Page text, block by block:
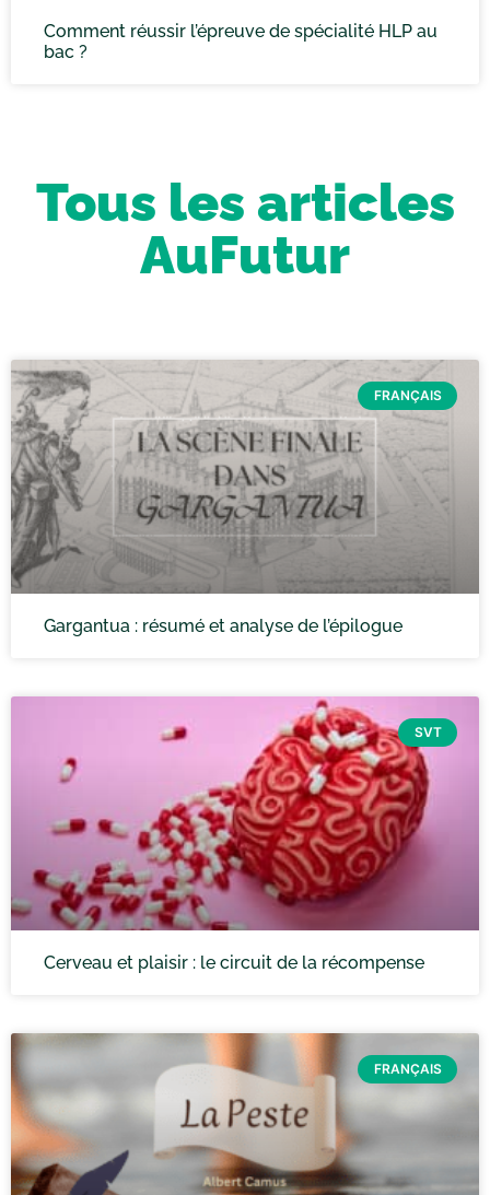
Comment réussir l’épreuve de spécialité HLP au
bac ?
Tous les articles
AuFutur
FRANÇAIS
Gargantua : résumé et analyse de l’épilogue
SVT
Cerveau et plaisir : le circuit de la récompense
FRANÇAIS